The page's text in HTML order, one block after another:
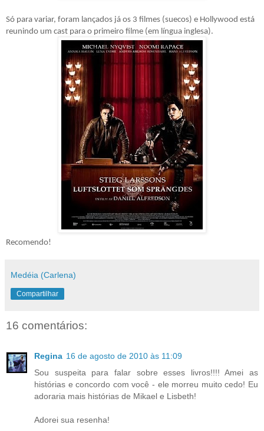
Só para variar, foram lançados já os 3 filmes (suecos) e Hollywood está
reunindo um cast para o primeiro filme (em língua inglesa).
Recomendo!
Medéia (Carlena)
Compartilhar
16 comentários:
Regina 16 de agosto de 2010 às 11:09
Sou suspeita para falar sobre esses livros!!!! Amei as
histórias e concordo com você - ele morreu muito cedo! Eu
adoraria mais histórias de Mikael e Lisbeth!
Adorei sua resenha!